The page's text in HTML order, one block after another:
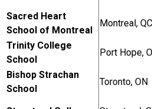
常用查询工具
Sacred Heart
School of Montreal
Montreal, QC
Trinity College
School
Port Hope,
Bishop Strachan
School
Toronto, ON